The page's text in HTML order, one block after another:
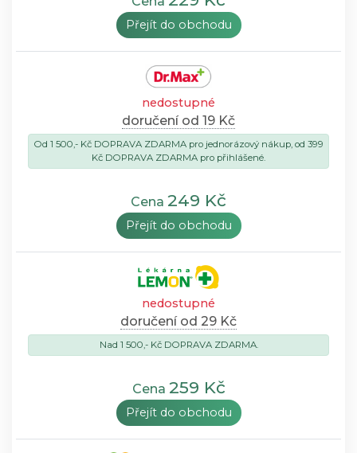
Přejít do obchodu
nedostupné
doručení od 19 Kč
Od 1 500,- Kč DOPRAVA ZDARMA pro jednorázový nákup, od 399
Kč DOPRAVA ZDARMA pro přihlášené.
Cena 249 Kč
Přejít do obchodu
nedostupné
doručení od 29 Kč
Nad 1 500,- Kč DOPRAVA ZDARMA.
Cena 259 Kč
Přejít do obchodu